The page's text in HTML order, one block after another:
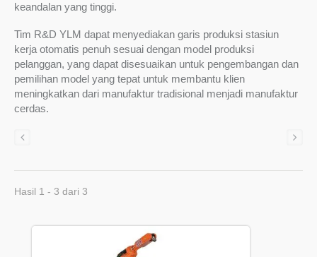
keandalan yang tinggi.
Tim R&D YLM dapat menyediakan garis produksi stasiun
kerja otomatis penuh sesuai dengan model produksi
pelanggan, yang dapat disesuaikan untuk pengembangan dan
pemilihan model yang tepat untuk membantu klien
meningkatkan dari manufaktur tradisional menjadi manufaktur
cerdas.
Hasil 1 - 3 dari 3